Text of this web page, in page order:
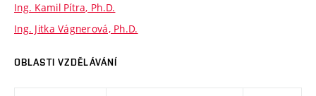
Ing. Kamil Pítra, Ph.D.
Ing. Jitka Vágnerová, Ph.D.
OBLASTI VZDĚLÁVÁNÍ